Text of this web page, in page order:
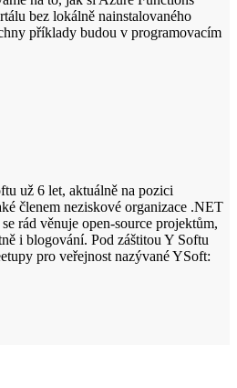
bez lokálně nainstalovaného
příklady budou v programovacím
už 6 let, aktuálně na pozici
členem neziskové organizace .NET
rád věnuje open-source projektům,
i blogování. Pod záštitou Y Softu
pro veřejnost nazývané YSoft: